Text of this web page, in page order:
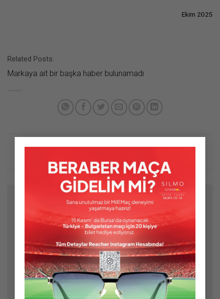
×
Ekim 2025
Related Posts:
Markaya ait bir başka haber bulunamadı
Bir yanıt yazın
E-posta adresiniz yayınlanmayacak. Gerekli alanlar
ile işaretlenmişlerdir
Yorum*